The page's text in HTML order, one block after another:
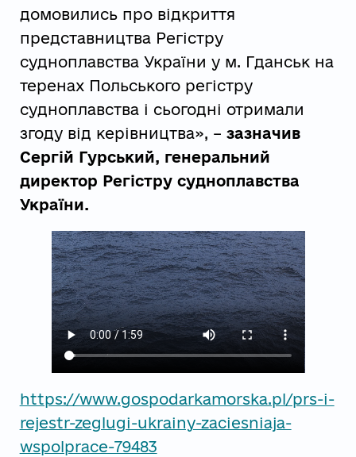
домовились про відкриття
представництва Регістру
судноплавства України у м. Гданськ на
теренах Польського регістру
судноплавства і сьогодні отримали
згоду від керівництва», – зазначив
Сергій Гурський, генеральний
директор Регістру судноплавства
України.
https://www.gospodarkamorska.pl/prs-i-
rejestr-zeglugi-ukrainy-zaciesniaja-
wspolprace-79483